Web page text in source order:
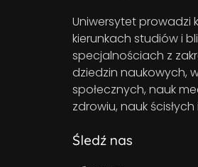
Uniwersytet prowadzi
kierunkach studiów i
specjalnościach z
dziedzin naukowych,
społecznych, nauk
zdrowiu, nauk
Śledź nas